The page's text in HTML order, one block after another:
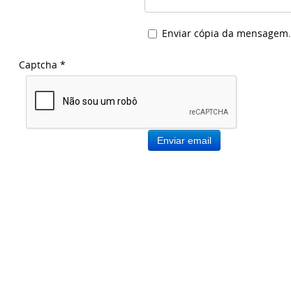
Enviar cópia da mensagem.
Captcha *
Enviar email